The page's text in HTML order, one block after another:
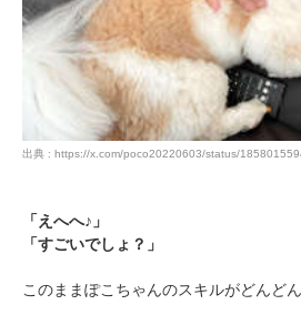
出典 : https://x.com/poco20220603/status/
「えへへ♪」
「すごいでしょ？」
このままぽこちゃんのスキルがどんど
pecodogs
いぬ部をフォロー
ねこ